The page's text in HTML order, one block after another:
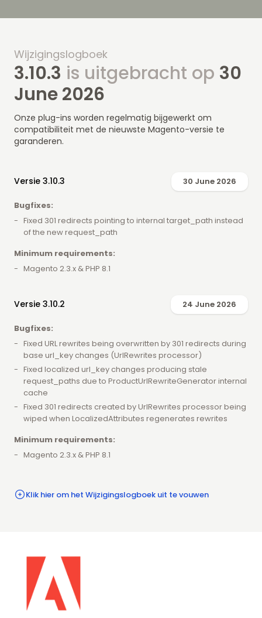
Wijzigingslogboek
3.10.3 is uitgebracht op 30
June 2026
Onze plug-ins worden regelmatig bijgewerkt om
compatibiliteit met de nieuwste Magento-versie te
garanderen.
Versie 3.10.3 30 June 2026
Bugfixes:
Fixed 301 redirects pointing to internal target_path instead
of the new request_path
Minimum requirements:
Magento 2.3.x & PHP 8.1
Versie 3.10.2 24 June 2026
Bugfixes:
Fixed URL rewrites being overwritten by 301 redirects during
base url_key changes (UrlRewrites processor)
Fixed localized url_key changes producing stale
request_paths due to ProductUrlRewriteGenerator internal
cache
Fixed 301 redirects created by UrlRewrites processor being
wiped when LocalizedAttributes regenerates rewrites
Minimum requirements:
Magento 2.3.x & PHP 8.1
Klik hier om het Wijzigingslogboek uit te vouwen